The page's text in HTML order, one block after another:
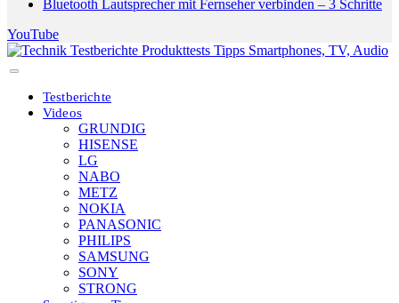
Bluetooth Lautsprecher mit Fernseher verbinden – 3 Schritte
YouTube
Testberichte
Videos
GRUNDIG
HISENSE
LG
NABO
METZ
NOKIA
PANASONIC
PHILIPS
SAMSUNG
SONY
STRONG